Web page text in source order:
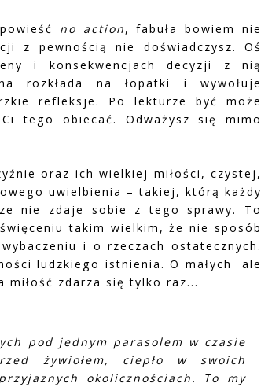
no action, fabuła bowiem nie
z pewnością nie doświadczysz. Oś
i konsekwencjach decyzji z nią
rozkłada na łopatki i wywołuje
refleksje. Po lekturze być może
tego obiecać. Odważysz się mimo
oraz ich wielkiej miłości, czystej,
uwielbienia – takiej, którą każdy
nie zdaje sobie z tego sprawy. To
takim wielkim, że nie sposób
i o rzeczach ostatecznych.
ludzkiego istnienia. O małych ale
miłość zdarza się tylko raz...
pod jednym parasolem w czasie
żywiołem, ciepło w swoich
okolicznościach. To my